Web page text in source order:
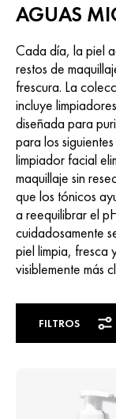
AGUAS
Cada día, la piel
restos de
frescura. La
incluye
diseñada para
para los
limpiador facial
maquillaje sin
que los tónicos
a reequilibrar el
cuidadosamente
piel limpia, fresca
visiblemente más
FILTROS